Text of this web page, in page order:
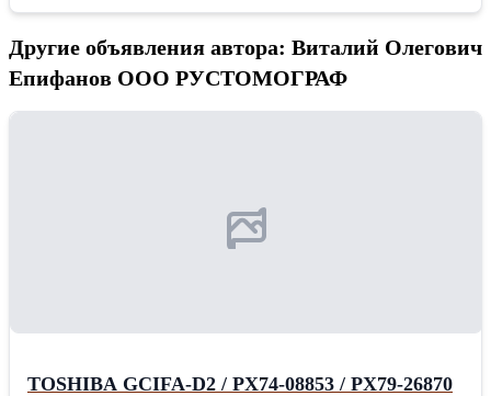
Другие объявления автора: Виталий Олегович
Епифанов ООО РУСТОМОГРАФ
TOSHIBA GCIFA-D2 / PX74-08853 / PX79-26870